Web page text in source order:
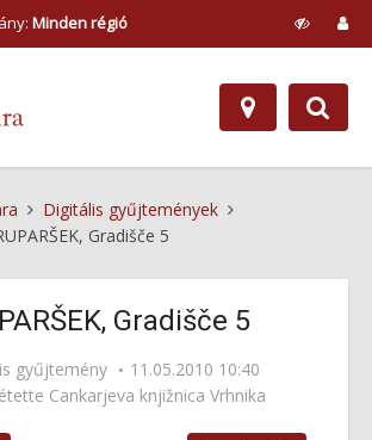
Minden régió
Digitális gyűjtemények
Gradišče 5
Gradišče 5
gyűjtemény
11.05.2010 10:40
Cankarjeva knjižnica Vrhnika